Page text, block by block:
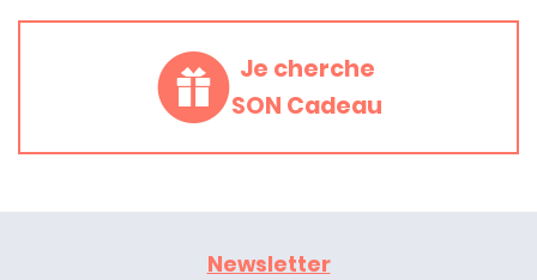
Je cherche
SON Cadeau
Newsletter